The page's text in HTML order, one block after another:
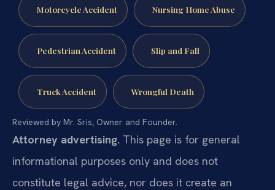
Motorcycle Accident Nursing Home Abuse
Pedestrian Accident Slip and Fall
Truck Accident Wrongful Death
Reviewed by Mr. Sris, Owner and Founder.
Attorney advertising. This page is for general
informational purposes only and does not
constitute legal advice, nor does it create an